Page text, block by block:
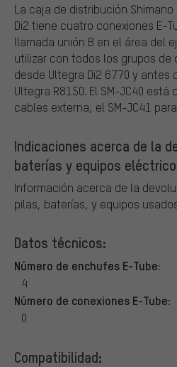
La caja de distribución Shimano
Di2 tiene cuatro conexiones E-
llamada unión B en el área del
utilizar con todos los grupos
desde Ultegra Di2 6770 y antes
Ultegra R8150. El SM-JC40
cables externa, el SM-JC41
Indicaciones acerca de la
baterías y equipos
Información acerca de la
pilas, baterías, y equipos
Datos técnicos:
Número de enchufes E-Tube:
4
Número de conexiones E-Tube:
0
Compatibilidad: